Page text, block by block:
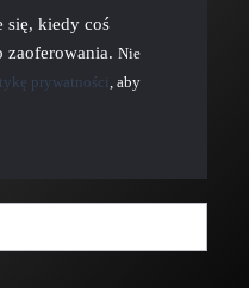
się, kiedy coś
zaoferowania. Nie
prywatności , aby